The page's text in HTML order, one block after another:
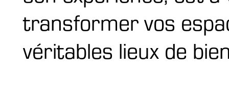
transformer vos
véritables lieux de